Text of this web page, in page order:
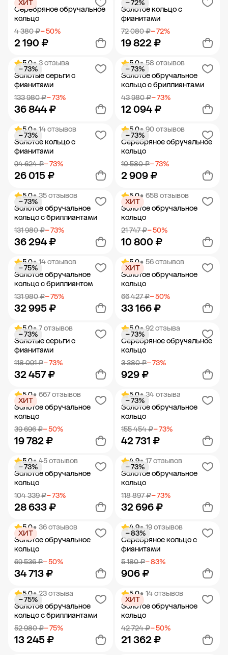
Добавить в корзину Добавить в корзину
Серебряное обручальное
кольцо
4 380 ₽− 50%
2 190 ₽
ХИТ
Добавить в корзину
Золотое кольцо с
фианитами
72 080 ₽− 72%
19 822 ₽
− 72%
Добавить в корзину
5.0• 3 отзыва
Золотые серьги с
фианитами
133 980 ₽− 73%
36 844 ₽
− 73%
Добавить в корзину
5.0• 58 отзывов
Золотое обручальное
кольцо с бриллиантами
43 980 ₽− 73%
12 094 ₽
− 73%
Добавить в корзину
5.0• 14 отзывов
Золотое кольцо с
фианитами
94 624 ₽− 73%
26 015 ₽
− 73%
Добавить в корзину
5.0• 90 отзывов
Серебряное обручальное
кольцо
10 580 ₽− 73%
2 909 ₽
− 73%
Добавить в корзину
5.0• 35 отзывов
Золотое обручальное
кольцо с бриллиантами
131 980 ₽− 73%
36 294 ₽
− 73%
Добавить в корзину
5.0• 658 отзывов
Золотое обручальное
кольцо
21 747 ₽− 50%
10 800 ₽
ХИТ
Добавить в корзину
5.0• 14 отзывов
Золотое обручальное
кольцо с бриллиантом
131 980 ₽− 75%
32 995 ₽
− 75%
Добавить в корзину
5.0• 56 отзывов
Золотое обручальное
кольцо
66 427 ₽− 50%
33 166 ₽
ХИТ
Добавить в корзину
5.0• 7 отзывов
Золотые серьги с
фианитами
118 091 ₽− 73%
32 457 ₽
− 73%
Добавить в корзину
5.0• 92 отзыва
Серебряное обручальное
кольцо
3 380 ₽− 73%
929 ₽
− 73%
Добавить в корзину
5.0• 667 отзывов
Золотое обручальное
кольцо
39 696 ₽− 50%
19 782 ₽
ХИТ
Добавить в корзину
5.0• 34 отзыва
Золотое обручальное
кольцо
155 454 ₽− 73%
42 731 ₽
− 73%
Добавить в корзину
5.0• 45 отзывов
Золотое обручальное
кольцо
104 339 ₽− 73%
28 633 ₽
− 73%
Добавить в корзину
4.9• 17 отзывов
Золотое обручальное
кольцо
118 897 ₽− 73%
32 696 ₽
− 73%
Добавить в корзину
5.0• 36 отзывов
Золотое обручальное
кольцо
69 536 ₽− 50%
34 713 ₽
ХИТ
Добавить в корзину
4.9• 19 отзывов
Серебряное кольцо с
фианитами
5 180 ₽− 83%
906 ₽
− 83%
Добавить в корзину
5.0• 23 отзыва
Золотое обручальное
кольцо с бриллиантами
52 980 ₽− 75%
13 245 ₽
− 75%
5.0• 14 отзывов
Золотое обручальное
кольцо
42 724 ₽− 50%
21 362 ₽
ХИТ